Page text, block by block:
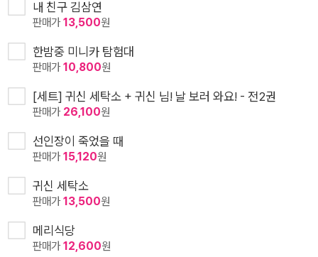
내 친구 김삼연
판매가13,500원
한밤중 미니카 탐험대
판매가10,800원
[세트] 귀신 세탁소 + 귀신 님! 날 보러 와요! - 전2권
판매가 26,100원
선인장이 죽었을 때
판매가15,120원
귀신 세탁소
판매가13,500원
메리식당
판매가12,600원